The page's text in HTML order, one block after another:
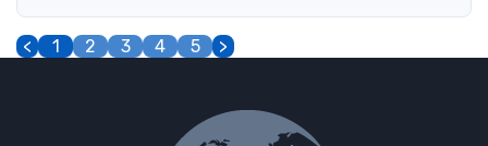
< 1 2 3 4 5 >